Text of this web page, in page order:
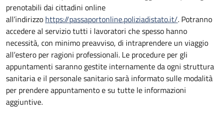
prenotabili dai cittadini online
all’indirizzo https://passaportonline.poliziadistato.it/. Potranno
accedere al servizio tutti i lavoratori che spesso hanno
necessità, con minimo preavviso, di intraprendere un viaggio
all’estero per ragioni professionali. Le procedure per gli
appuntamenti saranno gestite internamente da ogni struttura
sanitaria e il personale sanitario sarà informato sulle modalità
per prendere appuntamento e su tutte le informazioni
aggiuntive.